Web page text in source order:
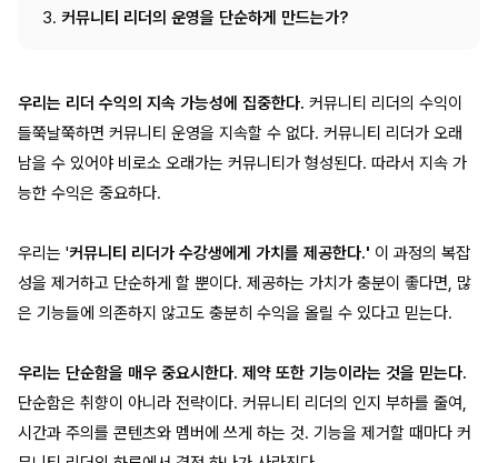
커뮤니티 리더의 운영을 단순하게 만드는가?
우리는 리더 수익의 지속 가능성에 집중한다. 커뮤니티 리더의 수익이
들쭉날쭉하면 커뮤니티 운영을 지속할 수 없다. 커뮤니티 리더가 오래
남을 수 있어야 비로소 오래가는 커뮤니티가 형성된다. 따라서 지속 가
능한 수익은 중요하다.
우리는 '커뮤니티 리더가 수강생에게 가치를 제공한다.' 이 과정의 복잡
성을 제거하고 단순하게 할 뿐이다. 제공하는 가치가 충분이 좋다면, 많
은 기능들에 의존하지 않고도 충분히 수익을 올릴 수 있다고 믿는다.
우리는 단순함을 매우 중요시한다. 제약 또한 기능이라는 것을 믿는다.
단순함은 취향이 아니라 전략이다. 커뮤니티 리더의 인지 부하를 줄여,
시간과 주의를 콘텐츠와 멤버에 쓰게 하는 것. 기능을 제거할 때마다 커